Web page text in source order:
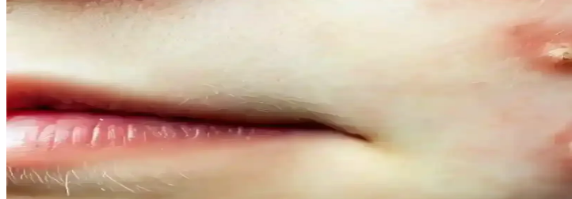
Doğal dengeyi koruma ve güzelliği destekleme yöntemleri, organik ürünler ve yaşam tarzı alışkanlıklarıyla
Doğal İçerikli Duş Jeli Seçenekleri: Le Petit Marseillais ve Palmolive Naturals Ürünleri
Her iki markanın doğal içerikli duş jeli ürünleri, cilt sağlığı ve ferahlık sunar. Le Petit Marseillais’in doğadan
bakımda tercih edilir.
Vegan Göz Altı Bakım Kremleri: Doğal ve Hayvansal İçeriksiz Çözüm Önerileri
Vegan göz altı kremleri, doğal içeriklerle formüle edilerek cilt sağlığını destekler, çevresel sorumluluğu gözetir ve
Doğal Ağız Bakım Macunları: Bitkisel İçeriklerle Sağlıklı Diş ve Diş Eti Bakımı